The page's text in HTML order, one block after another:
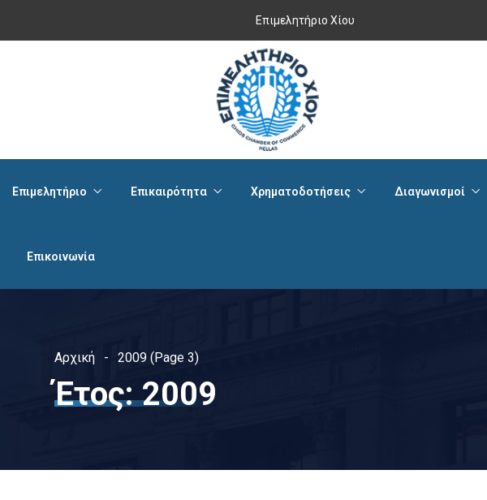
Επιμελητήριο Χίου
Επιμελητήριο Επικαιρότητα Χρηματοδοτήσεις Διαγωνισμοί
Επικοινωνία
Αρχική 2009 (Page 3)
Έτος:2009